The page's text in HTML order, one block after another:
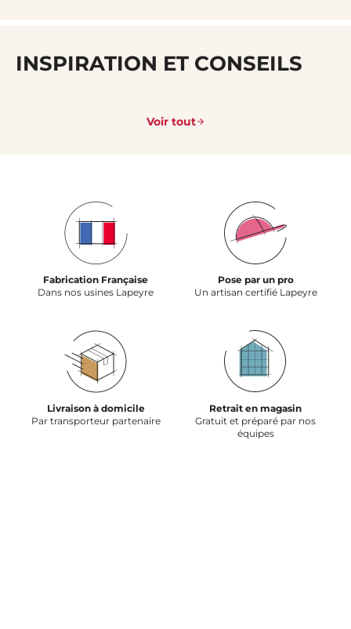
INSPIRATION ET CONSEILS
Voir tout
Fabrication Française
Dans nos usines Lapeyre
Pose par un pro
Un artisan certifié Lapeyre
Livraison à domicile
Par transporteur partenaire
Retrait en magasin
Gratuit et préparé par nos
équipes